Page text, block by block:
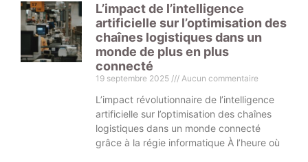
L’impact de l’intelligence
artificielle sur l’optimisation des
chaînes logistiques dans un
monde de plus en plus
connecté
19 septembre 2025 Aucun commentaire
L’impact révolutionnaire de l’intelligence
artificielle sur l’optimisation des chaînes
logistiques dans un monde connecté
grâce à la régie informatique À l’heure où